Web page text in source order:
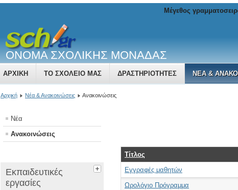
ΟΝΟΜΑ ΣΧΟΛΙΚΗΣ ΜΟΝΑΔΑΣ
ΑΡΧΙΚΉ ΤΟ ΣΧΟΛΕΊΟ ΜΑΣ ΔΡΑΣΤΗΡΙΌΤΗΤΕΣ ΝΈΑ &
Μέγεθος
Αρχική Νέα & Ανακοινώσεις Ανακοινώσεις
Νέα
Ανακοινώσεις
Εκπαιδευτικές
εργασίες
Τίτλος
Εγγραφές μαθητών
Ωρολόγιο Πρόγραμμα